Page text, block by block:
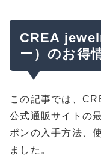
CREA
ー）のお得
この記事では、
公式通販サイトの
ポンの入手方法、
ました。